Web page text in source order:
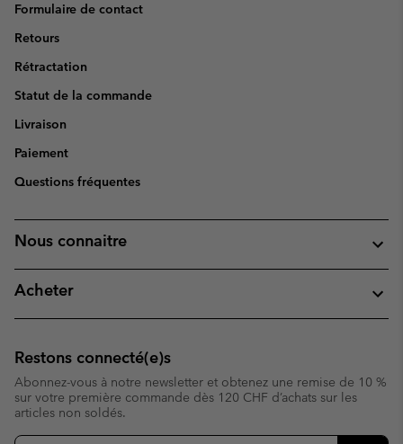
Formulaire de contact
Retours
Rétractation
Statut de la commande
Livraison
Paiement
Questions fréquentes
Nous connaitre
Acheter
Restons connecté(e)s
Abonnez-vous à notre newsletter et obtenez une remise de 10 %
sur votre première commande dès 120 CHF d’achats sur les
articles non soldés.